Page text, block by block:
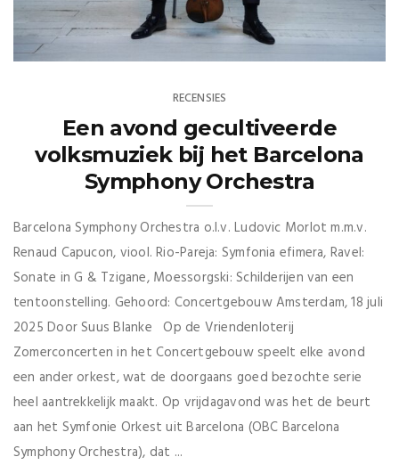
RECENSIES
Een avond gecultiveerde
volksmuziek bij het Barcelona
Symphony Orchestra
Barcelona Symphony Orchestra o.l.v. Ludovic Morlot m.m.v.
Renaud Capucon, viool. Rio-Pareja: Symfonia efimera, Ravel:
Sonate in G & Tzigane, Moessorgski: Schilderijen van een
tentoonstelling. Gehoord: Concertgebouw Amsterdam, 18 juli
2025 Door Suus Blanke Op de Vriendenloterij
Zomerconcerten in het Concertgebouw speelt elke avond
een ander orkest, wat de doorgaans goed bezochte serie
heel aantrekkelijk maakt. Op vrijdagavond was het de beurt
aan het Symfonie Orkest uit Barcelona (OBC Barcelona
Symphony Orchestra), dat ...